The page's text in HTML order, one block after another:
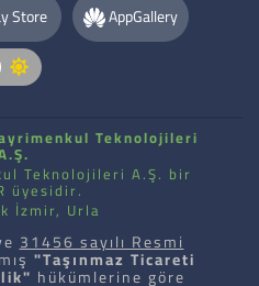
Store AppGallery
Teknolojileri
Teknolojileri A.Ş. bir
üyesidir.
İzmir, Urla
31456 sayılı Resmi
"Taşınmaz Ticareti
hükümlerine göre